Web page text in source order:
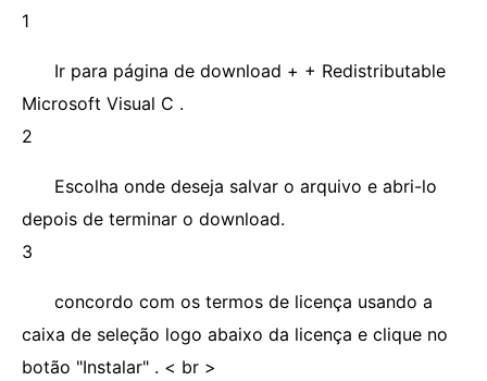
1
Ir para página de download + + Redistributable
Microsoft Visual C .
2
Escolha onde deseja salvar o arquivo e abri-lo
depois de terminar o download.
3
concordo com os termos de licença usando a
caixa de seleção logo abaixo da licença e clique no
botão "Instalar" . < br >